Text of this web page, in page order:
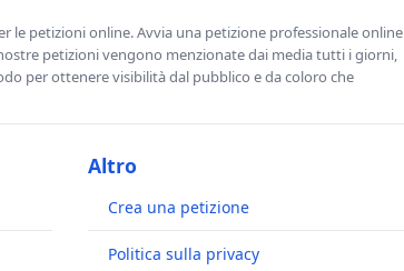
le petizioni online. Avvia una petizione professionale online
petizioni vengono menzionate dai media tutti i giorni,
per ottenere visibilità dal pubblico e da coloro che
Altro
Crea una petizione
Politica sulla privacy